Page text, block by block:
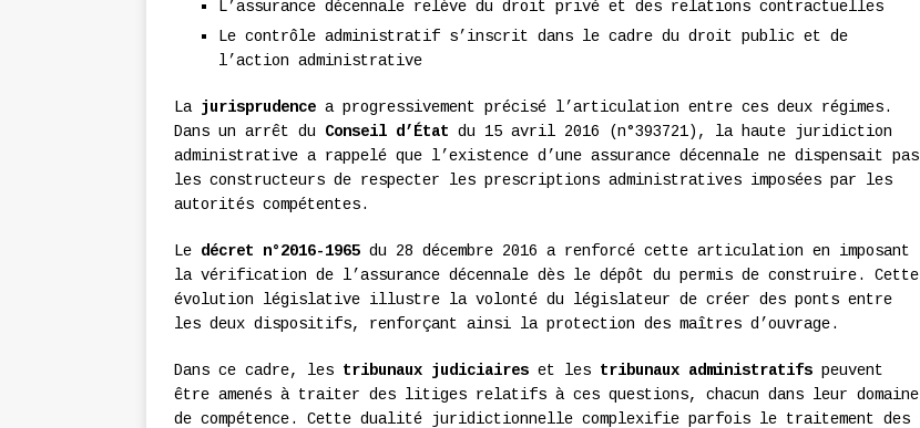
L’assurance décennale relève du droit privé et des relations contractuelles
Le contrôle administratif s’inscrit dans le cadre du droit public et de
l’action administrative
La jurisprudence a progressivement précisé l’articulation entre ces deux régimes.
Dans un arrêt du Conseil d’État du 15 avril 2016 (n°393721), la haute juridiction
administrative a rappelé que l’existence d’une assurance décennale ne dispensait pas
les constructeurs de respecter les prescriptions administratives imposées par les
autorités compétentes.
Le décret n°2016-1965 du 28 décembre 2016 a renforcé cette articulation en imposant
la vérification de l’assurance décennale dès le dépôt du permis de construire. Cette
évolution législative illustre la volonté du législateur de créer des ponts entre
les deux dispositifs, renforçant ainsi la protection des maîtres d’ouvrage.
Dans ce cadre, les tribunaux judiciaires et les tribunaux administratifs peuvent
être amenés à traiter des litiges relatifs à ces questions, chacun dans leur domaine
de compétence. Cette dualité juridictionnelle complexifie parfois le traitement des